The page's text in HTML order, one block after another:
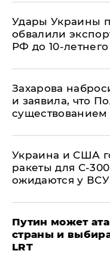
Удары Украины
обвалили
РФ до 10-
​Захарова
и заявила, что
существованием
Украина и США
ракеты для С-
ожидаются у ВСУ
Путин может
страны и
LRT